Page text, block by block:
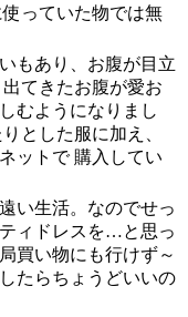
っていた物では無
もあり、お腹が目立
てきたお腹が愛お
むようになりまし
とした服に加え、
ットで 購入してい
い生活。なのでせっ
ィドレスを…と思っ
買い物にも行けず～
たらちょうどいいの